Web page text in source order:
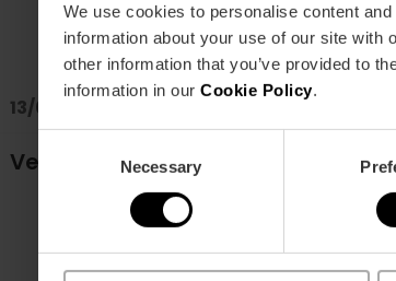
We use cookies to personalise content
information about your use of our site with
other information that you’ve provided to
information in our Cookie Policy.
Selection
Necessary
13/08/2026 - 13/08/2026
Venite a scoprire "Picasso y la